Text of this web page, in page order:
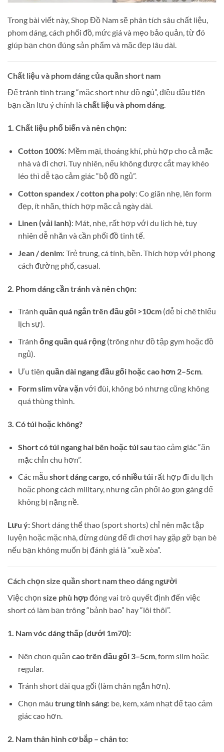
Trong bài viết này, Shop Đồ Nam sẽ phân tích sâu chất liệu,
phom dáng, cách phối đồ, mức giá và mẹo bảo quản, từ đó
giúp bạn chọn đúng sản phẩm và mặc đẹp lâu dài.
Chất liệu và phom dáng của quần short nam
Để tránh tình trạng “mặc short như đồ ngủ”, điều đầu tiên
bạn cần lưu ý chính là chất liệu và phom dáng.
1. Chất liệu phổ biến và nên chọn:
Cotton 100%: Mềm mại, thoáng khí, phù hợp cho cả mặc
nhà và đi chơi. Tuy nhiên, nếu không được cắt may khéo
léo thì dễ tạo cảm giác “bộ đồ ngủ”.
Cotton spandex / cotton pha poly: Co giãn nhẹ, lên form
đẹp, ít nhăn, thích hợp mặc cả ngày dài.
Linen (vải lanh): Mát, nhẹ, rất hợp với du lịch hè, tuy
nhiên dễ nhăn và cần phối đồ tinh tế.
Jean / denim: Trẻ trung, cá tính, bền. Thích hợp với phong
cách đường phố, casual.
2. Phom dáng cần tránh và nên chọn:
Tránh quần quá ngắn trên đầu gối >10cm(dễ bị chê thiếu
lịch sự).
Tránh ống quần quá rộng(trông như đồ tập gym hoặc đồ
ngủ).
Ưu tiên quần dài ngang đầu gối hoặc cao hơn 2–5cm.
Form slim vừa vặnvới đùi, không bó nhưng cũng không
quá thùng thình.
3. Có túi hoặc không?
Short có túi ngang hai bên hoặc túi sau tạo cảm giác “ăn
mặc chỉn chu hơn”.
Các mẫu short dáng cargo, có nhiều túirất hợp đi du lịch
hoặc phong cách military, nhưng cần phối áo gọn gàng để
không bị nặng nề.
Lưu ý:Short dáng thể thao (sport shorts) chỉ nên mặc tập
luyện hoặc mặc nhà, đừng dùng để đi chơi hay gặp gỡ bạn bè
nếu bạn không muốn bị đánh giá là “xuề xòa”.
Cách chọn size quần short nam theo dáng người
Việc chọn size phù hợpđóng vai trò quyết định đến việc
short có làm bạn trông “bảnh bao” hay “lôi thôi”.
1. Nam vóc dáng thấp (dưới 1m70):
Nên chọn quần cao trên đầu gối 3–5cm, form slim hoặc
regular.
Tránh short dài qua gối (làm chân ngắn hơn).
Chọn màu trung tính sáng: be, kem, xám nhạt để tạo cảm
giác cao hơn.
2. Nam thân hình cơ bắp – chân to: